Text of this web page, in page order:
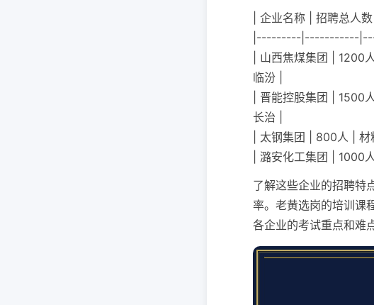
| 企业名称 | 招聘总人
|---------|-----------
| 山西焦煤集团 | 1200
临汾 |
| 晋能控股集团 | 1500
长治 |
| 太钢集团 | 800人 |
| 潞安化工集团 | 1000
了解这些企业的招聘特
率。老黄选岗的培训课
各企业的考试重点和难点